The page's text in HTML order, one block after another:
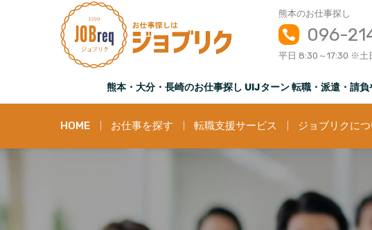
c
t
熊本のお仕事探し
096-
平日 8:30～17:30 ※土
熊本・大分・長崎のお仕事探し UIJターン 転職・派遣・請
HOME お仕事を探す 転職支援サービス ジョブリクにつ